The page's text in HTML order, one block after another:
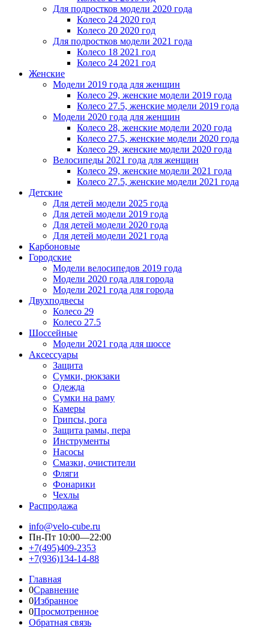
Для подростков модели 2020 года
Колесо 24 2020 год
Колесо 20 2020 год
Для подростков модели 2021 года
Колесо 18 2021 год
Колесо 24 2021 год
Женскиe
Модели 2019 года для женщин
Колесо 29, женские модели 2019 года
Колесо 27.5, женские модели 2019 года
Модели 2020 года для женщин
Колесо 28, женские модели 2020 года
Колесо 27.5, женские модели 2020 года
Колесо 29, женские модели 2020 года
Велосипеды 2021 года для женщин
Колесо 29, женские модели 2021 года
Колесо 27.5, женские модели 2021 года
Детские
Для детей модели 2025 года
Для детей модели 2019 года
Для детей модели 2020 года
Для детей модели 2021 года
Карбоновые
Городские
Модели велосипедов 2019 года
Модели 2020 года для города
Модели 2021 года для города
Двухподвесы
Колесо 29
Колесо 27.5
Шоссейные
Модели 2021 года для шоссе
Аксессуары
Защита
Сумки, рюкзаки
Одежда
Сумки на раму
Камеры
Грипсы, рога
Защита рамы, пера
Инструменты
Насосы
Смазки, очистители
Фляги
Фонарики
Чехлы
Распродажа
info@velo-cube.ru
Пн-Пт 10:00—22:00
+7(495)409-2353
+7(936)134-14-88
Главная
0Сравнение
0Избранное
0Просмотренное
Обратная связь